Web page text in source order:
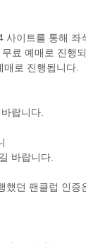
이트를 통해 좌
료 예매로 진행되
로 진행됩니다.
랍니다.
바랍니다.
던 팬클럽 인증